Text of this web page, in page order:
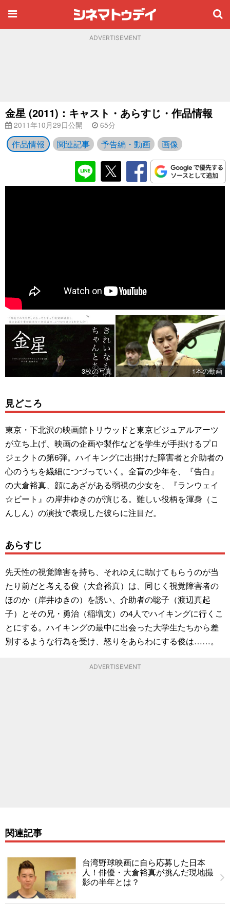
ADVERTISEMENT
金星 (2011)：キャスト・あらすじ・作品情報
2011年10月29日公開 65分
作品情報 関連記事 予告編・動画 画像
3枚の写真 1本の動画
見どころ
東京・下北沢の映画館トリウッドと東京ビジュアルアーツ
が立ち上げ、映画の企画や製作などを学生が手掛けるプロ
ジェクトの第6弾。ハイキングに出掛けた障害者と介助者の
心のうちを繊細につづっていく。全盲の少年を、『告白』
の大倉裕真、顔にあざがある弱視の少女を、『ランウェイ
☆ビート』の岸井ゆきのが演じる。難しい役柄を渾身（こ
んしん）の演技で表現した彼らに注目だ。
あらすじ
先天性の視覚障害を持ち、それゆえに助けてもらうのが当
たり前だと考える俊（大倉裕真）は、同じく視覚障害者の
ほのか（岸井ゆきの）を誘い、介助者の聡子（渡辺真起
子）とその兄・勇治（稲増文）の4人でハイキングに行くこ
とにする。ハイキングの最中に出会った大学生たちから差
別するような行為を受け、怒りをあらわにする俊は……。
ADVERTISEMENT
関連記事
台湾野球映画に自ら応募した日本
人！俳優・大倉裕真が挑んだ現地撮
影の半年とは？